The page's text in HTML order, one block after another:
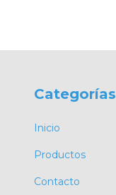
Categorías
Inicio
Productos
Contacto